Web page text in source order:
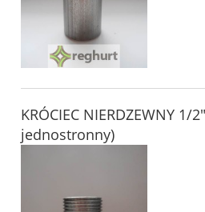
KRÓCIEC NIERDZEWNY 1/
jednostronny)